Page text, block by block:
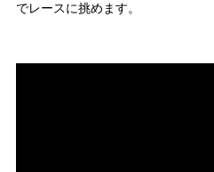
でレースに挑めます。